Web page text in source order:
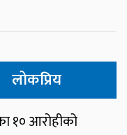
लोकप्रिय
१० आरोहीको